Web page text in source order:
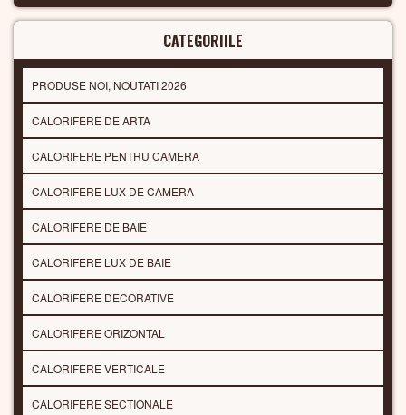
CATEGORIILE
PRODUSE NOI, NOUTATI 2026
CALORIFERE DE ARTA
CALORIFERE PENTRU CAMERA
CALORIFERE LUX DE CAMERA
CALORIFERE DE BAIE
CALORIFERE LUX DE BAIE
CALORIFERE DECORATIVE
CALORIFERE ORIZONTAL
CALORIFERE VERTICALE
CALORIFERE SECTIONALE